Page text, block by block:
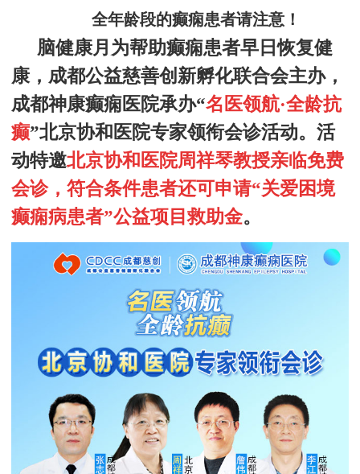
全年龄段的癫痫患者请注意！
脑健康月为帮助癫痫患者早日恢复健
康， 成都公益慈善创新孵化联合会主办，
成都神康癫痫医院承办“名医领航·全龄抗
癫”北京协和医院专家领衔会诊活动。 活
动特邀北京协和医院周祥琴教授亲临免费
会诊，符合条件患者还可申请“关爱困境
癫痫病患者”公益项目救助金。